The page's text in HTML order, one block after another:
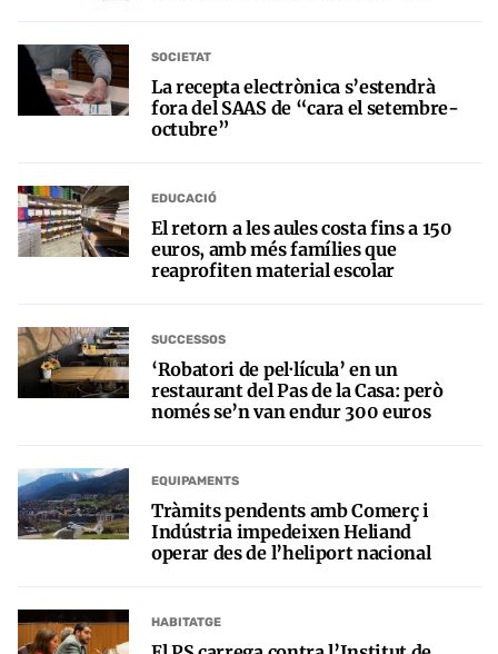
SOCIETAT
La recepta electrònica s’estendrà
fora del SAAS de “cara el setembre-
octubre”
EDUCACIÓ
El retorn a les aules costa fins a 150
euros, amb més famílies que
reaprofiten material escolar
SUCCESSOS
‘Robatori de pel·lícula’ en un
restaurant del Pas de la Casa: però
només se’n van endur 300 euros
EQUIPAMENTS
Tràmits pendents amb Comerç i
Indústria impedeixen Heliand
operar des de l’heliport nacional
HABITATGE